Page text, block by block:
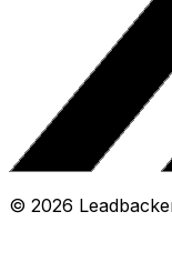
© 2026